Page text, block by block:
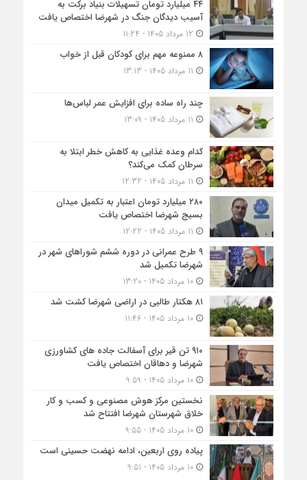
۴۴ میلیارد تومان تسهیلات بنیاد برکت به
آسیب دیدگان جنگ در شهرضا اختصاص یافت
۸ ممنوعه مهم برای کودکان قبل از خواب
چند راه ساده برای افزایش عمر لباس‌ها
کدام وعده غذایی به کاهش خطر ابتلا به
سرطان کمک می‌کند؟
۲۸۰ میلیارد تومان اعتبار به تکمیل میدان
بسیج شهرضا اختصاص یافت
۹ طرح عمرانی در دوره ششم شوراهای شهر در
شهرضا تکمیل شد
10 مرداد 1405 - 13:20
۸۱ هکتار طالبی در اراضی شهرضا کشت شد
10 مرداد 1405 - 11:46
۹۱۰ تن قیر برای آسفالت جاده های کشاورزی
شهرضا و دهاقان اختصاص یافت
10 مرداد 1405 - 9:59
نخستین مرکز هوش مصنوعی و کسب‌ و کار
خلاق شهرستان شهرضا افتتاح شد
10 مرداد 1405 - 9:55
پیاده روی اربعین، ادامه نهضت حسینی است
10 مرداد 1405 - 9:51